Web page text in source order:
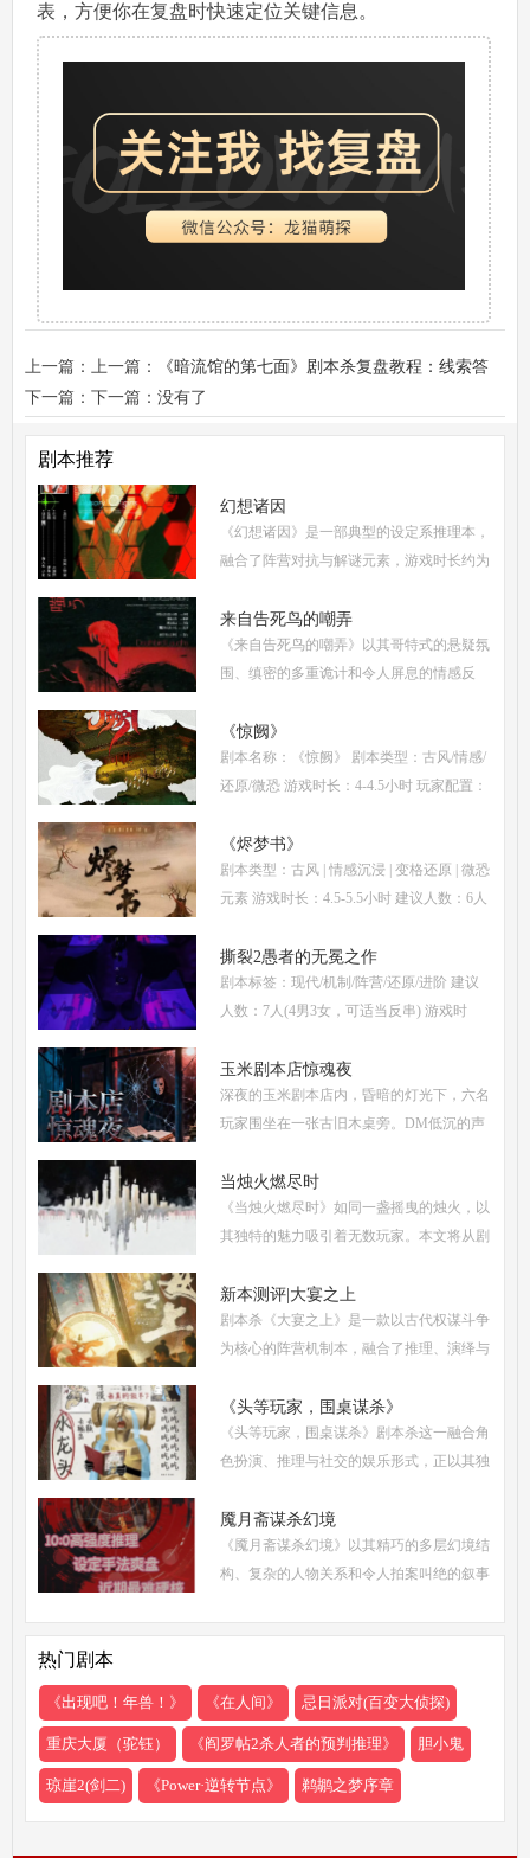
表，方便你在复盘时快速定位关键信息。
上一篇：上一篇：
《暗流馆的第七面》剧本杀复盘教程：线索答
案/推理还原/真相结局揭秘
下一篇：下一篇：没有了
剧本推荐
幻想诸因
《幻想诸因》是一部典型的设定系推理本，
融合了阵营对抗与解谜元素，游戏时长约为
从难度系数来看，属于进阶硬核级别，既保
持了足够的推
来自告死鸟的嘲弄
《来自告死鸟的嘲弄》以其哥特式的悬疑氛
围、缜密的多重诡计和令人屏息的情感反
单。本指南将从线索流程梳理、角色任务解
析、核心诡计拆
《惊阙》
剧本名称：《惊阙》 剧本类型：古风/情感/
还原/微恐 游戏时长：4-4.5小时 玩家配置：
杀部分体验测评内容，复盘答案仅需2步：
(1)关注微信公
《烬梦书》
剧本类型：古风 | 情感沉浸 | 变格还原 | 微恐
元素 游戏时长：4.5-5.5小时 建议人数：6人
喜爱古风故事、情感细腻、偏好剧情还原的
玩家 《烬梦
撕裂2愚者的无冕之作
剧本标签：现代/机制/阵营/还原/进阶 建议
人数：7人(4男3女，可适当反串) 游戏时
感还原为辅 《撕裂2愚者的无冕之作》玩家
点评关键词： 机制
玉米剧本店惊魂夜
深夜的玉米剧本店内，昏暗的灯光下，六名
玩家围坐在一张古旧木桌旁。DM低沉的声
你们将共同经历一场永生难忘的惊魂夜...随
着剧本展开，
当烛火燃尽时
《当烛火燃尽时》如同一盏摇曳的烛火，以
其独特的魅力吸引着无数玩家。本文将从剧
和玩家点评五大关键要素出发，全面解析这
部令人着迷
新本测评|大宴之上
剧本杀《大宴之上》是一款以古代权谋斗争
为核心的阵营机制本，融合了推理、演绎与
是新手还是老玩家，都能在这场充满诡谲风
云的宴会中
《头等玩家，围桌谋杀》
《头等玩家，围桌谋杀》剧本杀这一融合角
色扮演、推理与社交的娱乐形式，正以其独
现代人。然而，从新手到头等玩家的蜕变，
需要掌握一
魇月斋谋杀幻境
《魇月斋谋杀幻境》以其精巧的多层幻境结
构、复杂的人物关系和令人拍案叫绝的叙事
热门剧本
《出现吧！年兽！》 《在人间》 忌日派对(百变大侦探)
重庆大厦（驼钰） 《阎罗帖2杀人者的预判推理》 胆小鬼
琼崖2(剑二) 《Power·逆转节点》 鹈鹕之梦序章